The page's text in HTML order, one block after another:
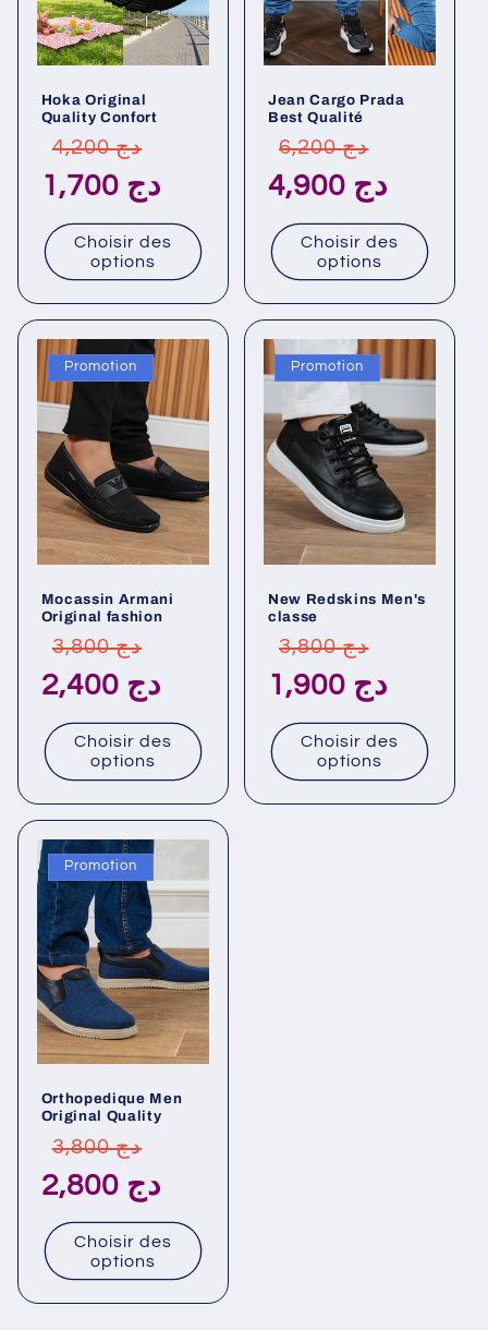
Hoka Original
Quality Confort
Prix
habituel
4,200 دج
promotionnel1,700 دج
Choisir des
options
Jean Cargo Prada
Best Qualité
Prix
habituel
6,200 دج
4,900 دج
Choisir des
options
Promotion
Mocassin Armani
Original fashion
Prix
habituel
3,800 دج
promotionnel2,400 دج
Choisir des
options
Promotion
New Redskins Men's
classe
Prix
habituel
3,800 دج
1,900 دج
Choisir des
options
Promotion
Orthopedique Men
Original Quality
Prix
habituel
3,800 دج
2,800 دج
Choisir des
options